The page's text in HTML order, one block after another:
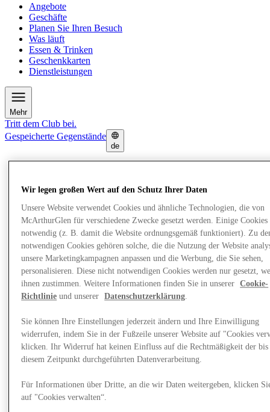
Angebote
Geschäfte
Planen Sie Ihren Besuch
Was läuft
Essen & Trinken
Geschenkkarten
Dienstleistungen
Mehr
Tritt dem Club bei.
Gespeicherte Gegenstände
de
Planen Sie Ihren Besuch
Essen & Trinken
Geschenkkarten
Dienstleistungen
Mehr
Wir legen großen Wert auf den Schutz Ihrer Daten
Unsere Website verwendet Cookies und ähnliche Technologien, die von
McArthurGlen für verschiedene Zwecke gesetzt werden. Einige Cookies
notwendig (z. B. damit die Website ordnungsgemäß funktioniert). Zu
notwendigen Cookies gehören solche, die die Nutzung der Website
unsere Marketingkampagnen anpassen und die Werbung, die Sie sehen,
personalisieren. Diese nicht notwendigen Cookies werden nur gesetzt,
ihnen zustimmen. Weitere Informationen finden Sie in unserer
Cookie-
Richtlinie und unserer Datenschutzerklärung.
Sie können Ihre Einstellungen jederzeit ändern und Ihre Einwilligung
widerrufen, indem Sie in der Fußzeile unserer Website auf "Cookies
klicken. Ihr Widerruf hat keinen Einfluss auf die Rechtmäßigkeit der bis
diesem Zeitpunkt durchgeführten Datenverarbeitung.
Für Informationen über Dritte, an die wir Daten weitergeben, klicken
auf "Cookies verwalten“.